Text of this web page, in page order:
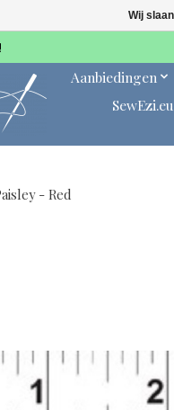
Aanbiedingen
SewEzi.eu
- Red
Wij